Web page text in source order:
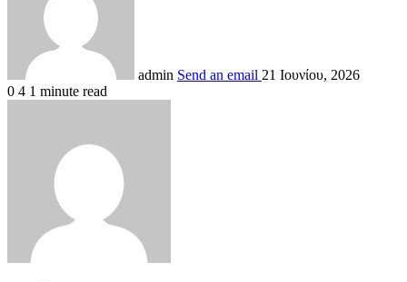
admin Send an email 21 Ιουνίου, 2026
0 4 1 minute read